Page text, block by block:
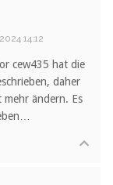
14:12
cew435 hat die
daher
mehr ändern. Es